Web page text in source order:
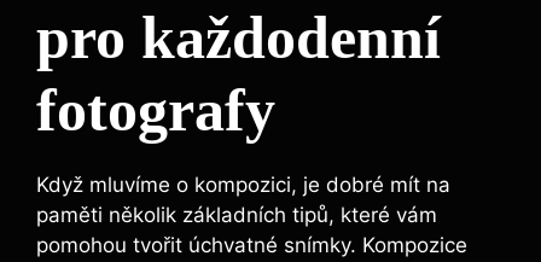
pro každodenní
fotografy
Když mluvíme o kompozici, je dobré mít na
paměti několik základních tipů, které vám
pomohou tvořit úchvatné snímky. Kompozice